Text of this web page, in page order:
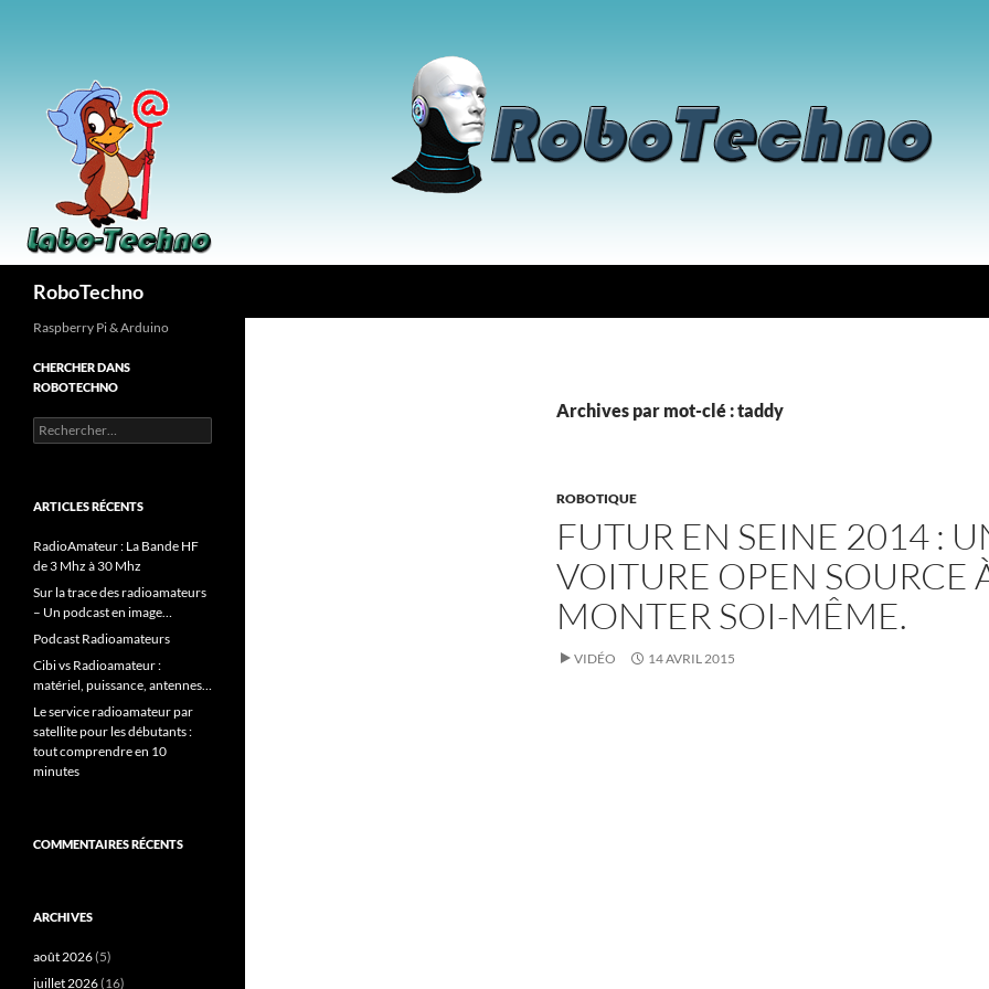
RoboTechno
Archives par mot-clé : taddy
ROBOTIQUE
FUTUR EN SEINE 2014 :
VOITURE OPEN SOURCE
MONTER SOI-MÊME.
VIDÉO 14 AVRIL 2015
Raspberry Pi & Arduino
CHERCHER DANS
ROBOTECHNO
Rechercher :
ARTICLES RÉCENTS
RadioAmateur : La Bande HF
de 3 Mhz à 30 Mhz
Sur la trace des radioamateurs
– Un podcast en image…
Podcast Radioamateurs
Cibi vs Radioamateur :
matériel, puissance, antennes…
Le service radioamateur par
satellite pour les débutants :
tout comprendre en 10
minutes
COMMENTAIRES RÉCENTS
ARCHIVES
août 2026(5)
juillet 2026(16)